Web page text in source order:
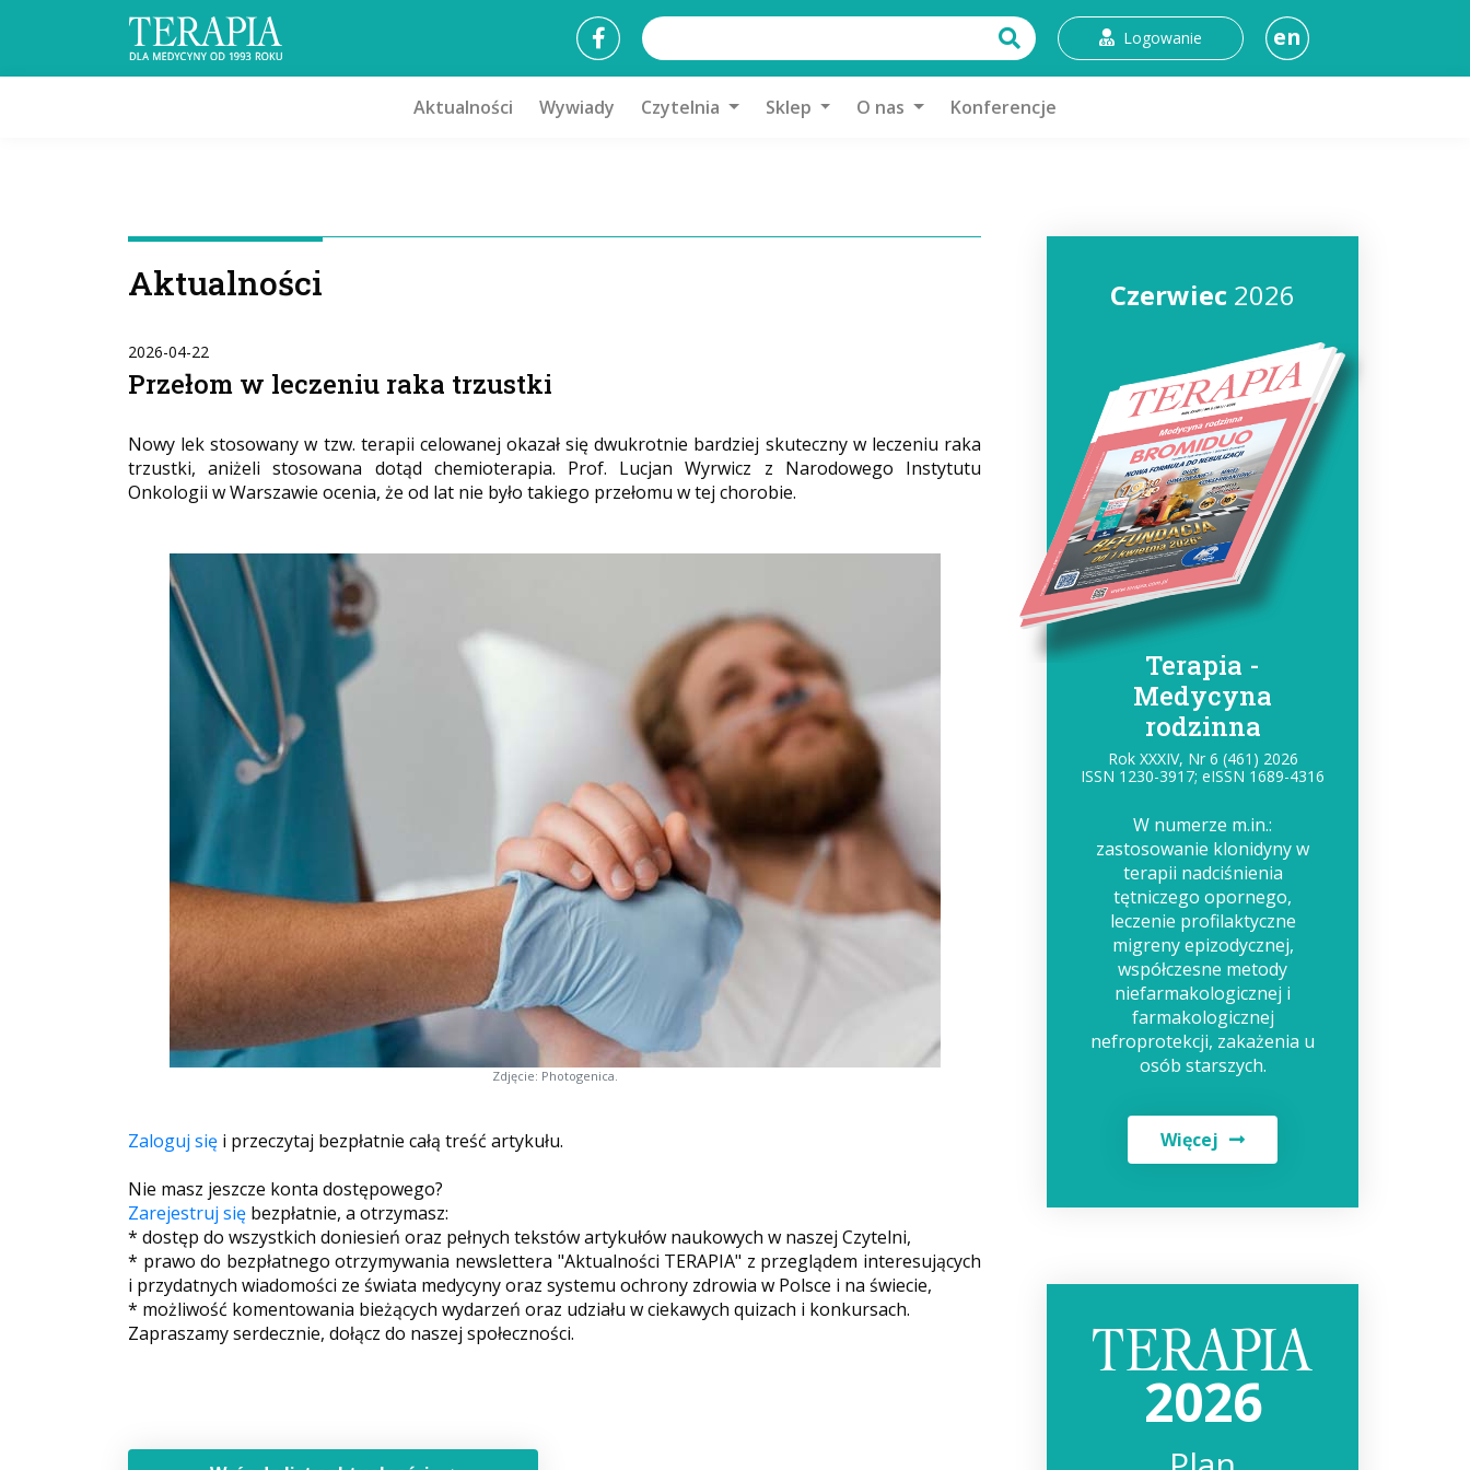
Logowanie en
Aktualności Wywiady Czytelnia Sklep O nas Konferencje
Aktualności
2026-04-22
Przełom w leczeniu raka trzustki
Nowy lek stosowany w tzw. terapii celowanej okazał się dwukrotnie bardziej skuteczny w leczeniu raka
trzustki, aniżeli stosowana dotąd chemioterapia. Prof. Lucjan Wyrwicz z Narodowego Instytutu
Onkologii w Warszawie ocenia, że od lat nie było takiego przełomu w tej chorobie.
Zdjęcie: Photogenica.
Zaloguj się i przeczytaj bezpłatnie całą treść artykułu.
Nie masz jeszcze konta dostępowego?
Zarejestruj się bezpłatnie, a otrzymasz:
* dostęp do wszystkich doniesień oraz pełnych tekstów artykułów naukowych w naszej Czytelni,
* prawo do bezpłatnego otrzymywania newslettera "Aktualności TERAPIA" z przeglądem interesujących
i przydatnych wiadomości ze świata medycyny oraz systemu ochrony zdrowia w Polsce i na świecie,
* możliwość komentowania bieżących wydarzeń oraz udziału w ciekawych quizach i konkursach.
Zapraszamy serdecznie, dołącz do naszej społeczności.
Czerwiec 2026
Terapia -
Medycyna
rodzinna
Rok XXXIV, Nr 6 (461) 2026
ISSN 1230-3917; eISSN 1689-4316
W numerze m.in.:
zastosowanie klonidyny w
terapii nadciśnienia
tętniczego opornego,
leczenie profilaktyczne
migreny epizodycznej,
współczesne metody
niefarmakologicznej i
farmakologicznej
nefroprotekcji, zakażenia u
osób starszych.
Więcej
2026